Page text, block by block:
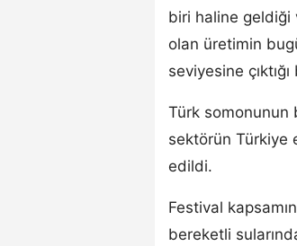
biri haline geldiği
olan üretimin
seviyesine
Türk somonunun
sektörün Türkiye
edildi.
Festival
bereketli